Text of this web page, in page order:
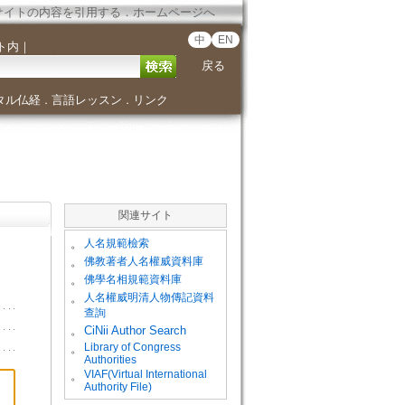
イトの内容を引用する．ホームページへ
内 ｜ 中 EN
戻る
ル仏経． 言語レッスン ． リンク
関連サイト
。 人名規範檢索
。 佛教著者人名權威資料庫
。 佛學名相規範資料庫
。
人名權威明清人物傳記資料
查詢
。
CiNii Author Search
。
Library of Congress
Authorities
。
VIAF(Virtual International
Authority File)